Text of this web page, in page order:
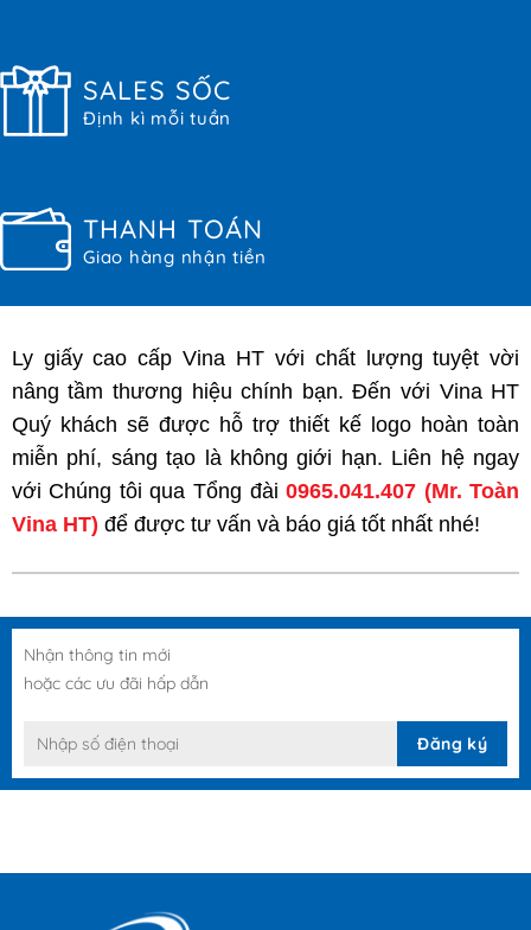
SALES SỐC
Định kì mỗi tuần
THANH TOÁN
Giao hàng nhận tiền
Ly giấy cao cấp Vina HT với chất lượng tuyệt vời
nâng tầm thương hiệu chính bạn. Đến với Vina HT
Quý khách sẽ được hỗ trợ thiết kế logo hoàn toàn
miễn phí, sáng tạo là không giới hạn. Liên hệ ngay
với Chúng tôi qua Tổng đài0965.041.407 (Mr. Toàn
Vina HT) để được tư vấn và báo giá tốt nhất nhé!
Nhận thông tin mới
hoặc các ưu đãi hấp dẫn